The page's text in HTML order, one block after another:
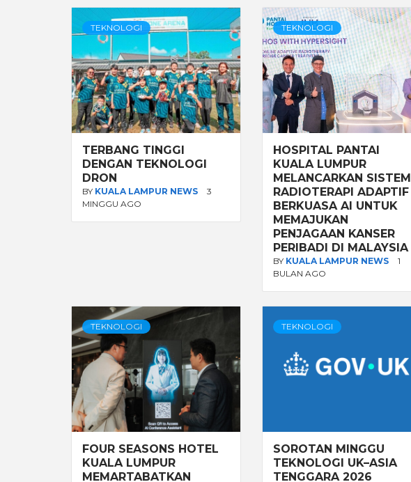
TEKNOLOGI
TERBANG TINGGI
DENGAN TEKNOLOGI
DRON
BY KUALA LAMPUR NEWS
3
MINGGU AGO
TEKNOLOGI
HOSPITAL PANTAI
KUALA LUMPUR
MELANCARKAN SISTEM
RADIOTERAPI ADAPTIF
BERKUASA AI UNTUK
MEMAJUKAN
PENJAGAAN KANSER
PERIBADI DI MALAYSIA
BY KUALA LAMPUR NEWS
1
BULAN AGO
TEKNOLOGI
FOUR SEASONS HOTEL
KUALA LUMPUR
MEMARTABATKAN
TEKNOLOGI
SOROTAN MINGGU
TEKNOLOGI UK–ASIA
TENGGARA 2026